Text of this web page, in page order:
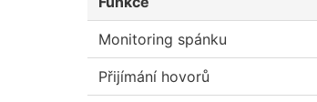
Monitoring spánku
Přijímání hovorů